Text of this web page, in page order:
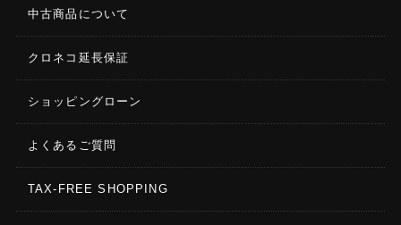
中古商品について
クロネコ延長保証
ショッピングローン
よくあるご質問
TAX-FREE SHOPPING